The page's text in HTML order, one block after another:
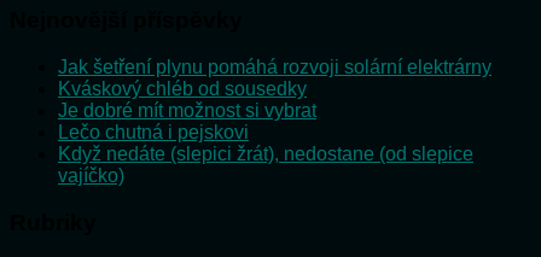
Jak šetření plynu pomáhá rozvoji solární elektrárny
Kváskový chléb od sousedky
Je dobré mít možnost si vybrat
Lečo chutná i pejskovi
Když nedáte (slepici žrát), nedostane (od slepice
vajíčko)